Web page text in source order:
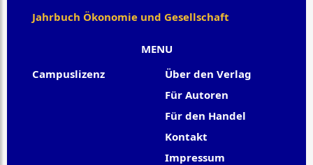
MENU
Campuslizenz
Über den Verlag
Für Autoren
Für den Handel
Kontakt
Impressum
Jahrbuch Ökonomie und Gesellschaft